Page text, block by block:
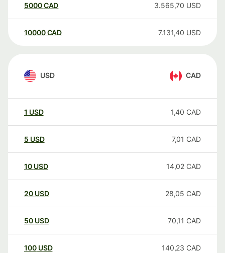
5000CAD 3.565,70 USD
10000 CAD 7.131,40 USD
USD CAD
1 USD 1,40 CAD
5 USD 7,01 CAD
10 USD 14,02 CAD
20 USD 28,05 CAD
50 USD 70,11 CAD
100 USD 140,23 CAD